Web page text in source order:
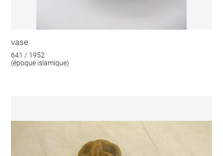
vase
641 / 1952
(époque islamique)